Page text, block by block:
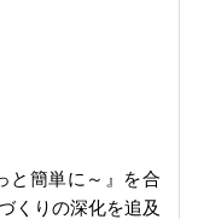
と簡単に～』を合
くりの深化を追及